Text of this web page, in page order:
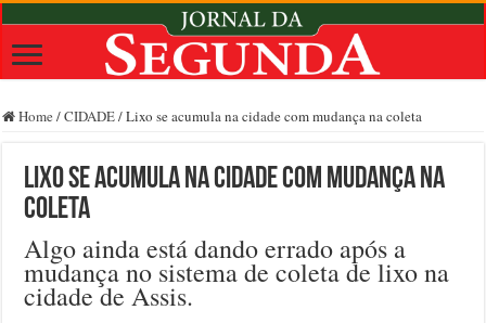
Home /CIDADE/Lixo se acumula na cidade com mudança na coleta
Lixo se acumula na cidade com mudança na
coleta
Algo ainda está dando errado após a
mudança no sistema de coleta de lixo na
cidade de Assis.